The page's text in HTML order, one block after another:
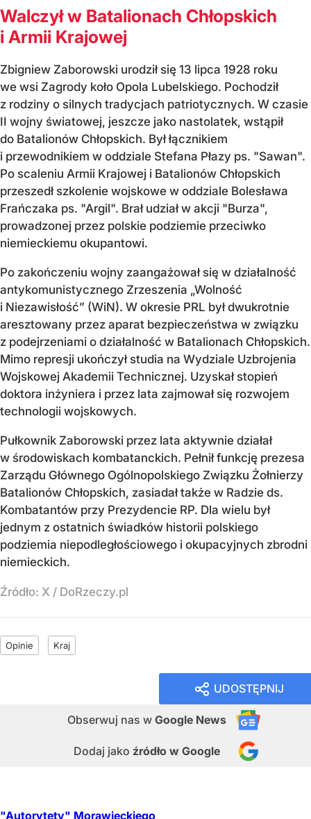
Walczył w Batalionach Chłopskich
i Armii Krajowej
Zbigniew Zaborowski urodził się 13 lipca 1928 roku
we wsi Zagrody koło Opola Lubelskiego. Pochodził
z rodziny o silnych tradycjach patriotycznych. W czasie
II wojny światowej, jeszcze jako nastolatek, wstąpił
do Batalionów Chłopskich. Był łącznikiem
i przewodnikiem w oddziale Stefana Płazy ps. "Sawan".
Po scaleniu Armii Krajowej i Batalionów Chłopskich
przeszedł szkolenie wojskowe w oddziale Bolesława
Frańczaka ps. "Argil". Brał udział w akcji "Burza",
prowadzonej przez polskie podziemie przeciwko
niemieckiemu okupantowi.
Po zakończeniu wojny zaangażował się w działalność
antykomunistycznego Zrzeszenia „Wolność
i Niezawisłość” (WiN). W okresie PRL był dwukrotnie
aresztowany przez aparat bezpieczeństwa w związku
z podejrzeniami o działalność w Batalionach Chłopskich.
Mimo represji ukończył studia na Wydziale Uzbrojenia
Wojskowej Akademii Technicznej. Uzyskał stopień
doktora inżyniera i przez lata zajmował się rozwojem
technologii wojskowych.
Pułkownik Zaborowski przez lata aktywnie działał
w środowiskach kombatanckich. Pełnił funkcję prezesa
Zarządu Głównego Ogólnopolskiego Związku Żołnierzy
Batalionów Chłopskich, zasiadał także w Radzie ds.
Kombatantów przy Prezydencie RP. Dla wielu był
jednym z ostatnich świadków historii polskiego
podziemia niepodległościowego i okupacyjnych zbrodni
niemieckich.
Źródło: X / DoRzeczy.pl
Opinie Kraj
UDOSTĘPNIJ
Obserwuj nas w Google News
Dodaj jako źródło w Google
"Autorytety" Morawieckiego